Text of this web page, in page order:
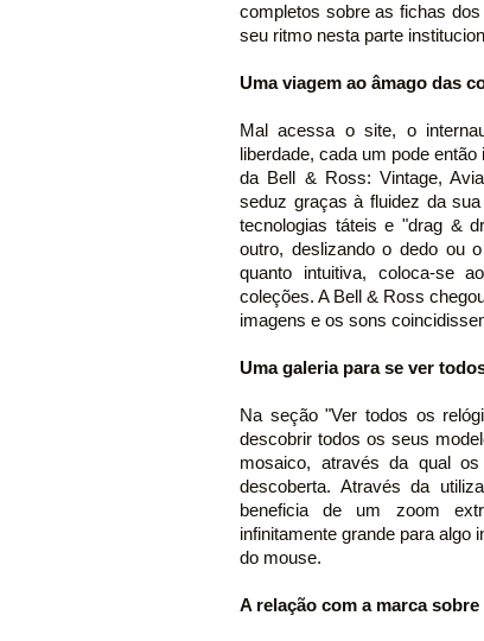
completos sobre as fichas
seu ritmo nesta parte
Uma viagem ao âmago das
Mal acessa o site, o
liberdade, cada um pode
da Bell & Ross: Vintage,
seduz graças à fluidez da
tecnologias táteis e "drag &
outro, deslizando o dedo ou
quanto intuitiva, coloca-se
coleções. A Bell & Ross
imagens e os sons
Uma galeria para se ver
Na seção "Ver todos os
descobrir todos os seus
mosaico, através da qual
descoberta. Através da
beneficia de um zoom
infinitamente grande para algo
do mouse.
A relação com a marca